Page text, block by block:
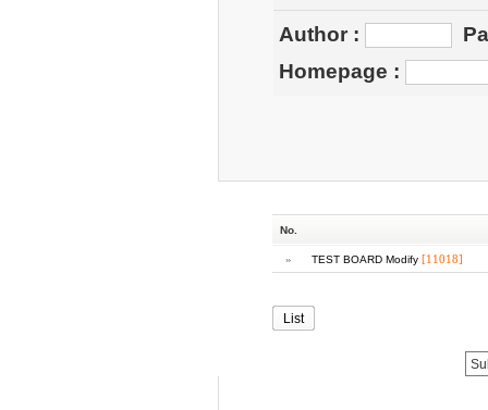
Author :
Homepage :
No.
» TEST BOARD Modify [11018]
List